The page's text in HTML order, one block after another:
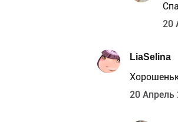
20
LiaSelina
20 Апрель